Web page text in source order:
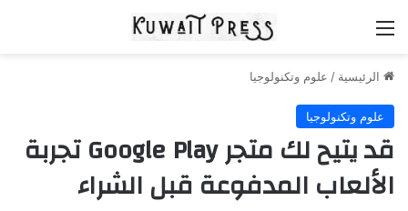
الرئيسية / علوم وتكنولوجيا
علوم وتكنولوجيا
قد يتيح لك متجر Google Play تجربة
الألعاب المدفوعة قبل الشراء